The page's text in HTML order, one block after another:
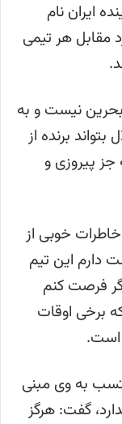
ایران نام
مقابل هر تیمی
بحرین نیست و به
برنده از
پیروزی و
خوبی از
دارم این تیم
فرصت کنم
برخی اوقات‌
است.
به وی مبنی
گفت: هرگز